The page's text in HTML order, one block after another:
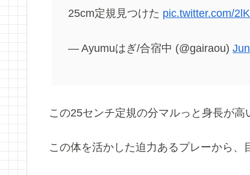
25cm定規見つけた pic.twitter.com/
— Ayumuはぎ/合宿中 (@gairaou)
この25センチ定規の分マルっと身長が高
この体を活かした迫力あるプレーから